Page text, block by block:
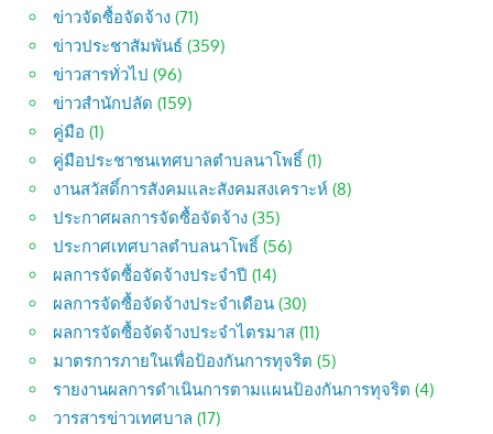
ข่าวจัดซื้อจัดจ้าง (71)
ข่าวประชาสัมพันธ์ (359)
ข่าวสารทั่วไป (96)
ข่าวสำนักปลัด (159)
คู่มือ (1)
คู่มือประชาชนเทศบาลตำบลนาโพธิ์ (1)
งานสวัสดิ์การสังคมและสังคมสงเคราะห์ (8)
ประกาศผลการจัดซื้อจัดจ้าง (35)
ประกาศเทศบาลตำบลนาโพธิ์ (56)
ผลการจัดซื้อจัดจ้างประจำปี (14)
ผลการจัดซื้อจัดจ้างประจำเดือน (30)
ผลการจัดซื้อจัดจ้างประจำไตรมาส (11)
มาตรการภายในเพื่อป้องกันการทุจริต (5)
รายงานผลการดำเนินการตามแผนป้องกันการทุจริต (4)
วารสารข่าวเทศบาล (17)